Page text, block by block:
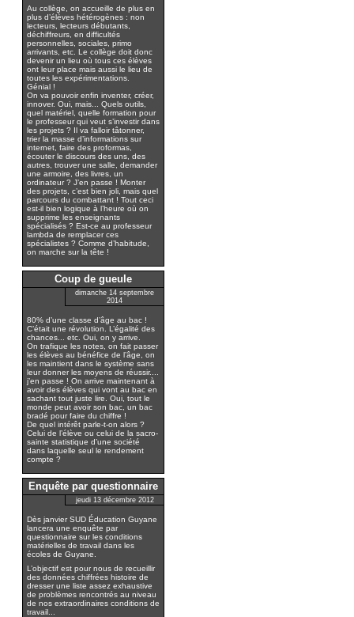
Au collège, on accueille de plus en
plus d’élèves hétérogènes : non
lecteurs, lecteurs débutants,
déchiffreurs, en difficultés
personnelles, sociales, primo
arrivants, etc. Le collège doit donc
devenir un lieu où tous ces élèves
ont leur place mais aussi le lieu de
toutes les expérimentations.
Génial !
On va pouvoir enfin inventer, créer,
innover. Oui, mais... Quels outils,
quel matériel, quelle formation pour
le professeur qui veut s’investir dans
les projets ? Il va falloir tâtonner,
trier la masse d’informations sur
internet, faire des proformas,
écouter le discours des uns, des
autres, trouver une salle, demander
une armoire, des livres, un
ordinateur ? J’en passe ! Monter
des projets, c’est bien joli, mais quel
parcours du combattant ! Tout ceci
est-il bien logique à l’heure où on
supprime les enseignants
spécialisés ? Est-ce au professeur
lambda de remplacer ces
spécialistes ? Comme d’habitude,
on marche sur la tête !
Coup de gueule
dimanche 14 septembre
2014
80% d’une classe d’âge au bac !
C’était une révolution. L’égalité des
chances... etc. Oui, on y arrive.
On trafique les notes, on fait passer
les élèves au bénéfice de l’âge, on
les maintient dans le système sans
leur donner les moyens de réussir....
j’en passe ! On arrive maintenant à
avoir des élèves qui vont au bac en
sachant tout juste lire. Oui, tout le
monde peut avoir son bac, un bac
bradé pour faire du chiffre !
De quel intérêt parle-t-on alors ?
Celui de l’élève ou celui de la sacro-
sainte statistique d’une société
dans laquelle seul le rendement
compte ?
Enquête par questionnaire
jeudi 13 décembre 2012
Dès janvier SUD Éducation Guyane
lancera une enquête par
questionnaire sur les conditions
matérielles de travail dans les
écoles de Guyane.
L’objectif est pour nous de recueillir
des données chiffrées histoire de
dresser une liste assez exhaustive
de problèmes rencontrés au niveau
de nos extraordinaires conditions de
travail...